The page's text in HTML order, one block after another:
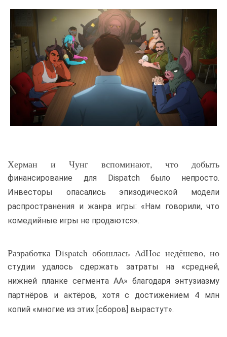
Херман и Чунг вспоминают, что добыть
финансирование для Dispatch было непросто.
Инвесторы опасались эпизодической модели
распространения и жанра игры: «Нам говорили, что
комедийные игры не продаются».
Разработка Dispatch обошлась AdHoc недёшево, но
студии удалось сдержать затраты на «средней,
нижней планке сегмента AA» благодаря энтузиазму
партнёров и актёров, хотя с достижением 4 млн
копий «многие из этих [сборов] вырастут».